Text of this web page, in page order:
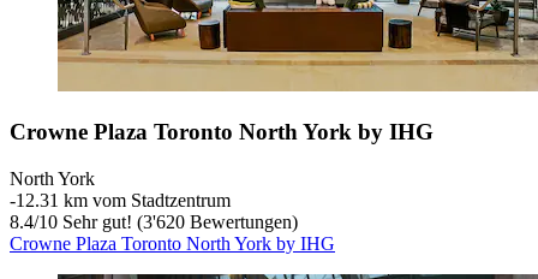
Crowne Plaza Toronto North York by IHG
North York
‐12.31 km vom Stadtzentrum
8.4/10 Sehr gut! (3'620 Bewertungen)
Crowne Plaza Toronto North York by IHG